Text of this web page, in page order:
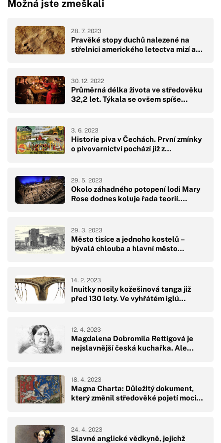
Možná jste zmeškali
Pravěké stopy duchů nalezené na
střelnici amerického letectva mizí a…
28. 7. 2023
Průměrná délka života ve středověku
32,2 let. Týkala se ovšem spíše…
30. 12. 2022
Historie piva v Čechách. První zmínky
o pivovarnictví pochází již z…
3. 6. 2023
Okolo záhadného potopení lodi Mary
Rose dodnes koluje řada teorií.…
29. 5. 2023
Město tisíce a jednoho kostelů –
bývalá chlouba a hlavní město…
29. 3. 2023
Inuitky nosily kožešinová tanga již
před 130 lety. Ve vyhřátém iglú…
14. 2. 2023
Magdalena Dobromila Rettigová je
nejslavnější česká kuchařka. Ale…
12. 4. 2023
Magna Charta: Důležitý dokument,
který změnil středověké pojetí moci…
18. 4. 2023
Slavné anglické vědkyně, jejichž
24. 4. 2023